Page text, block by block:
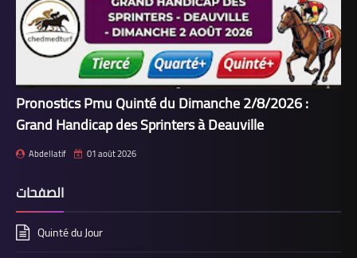
Pronostics Pmu Quinté du Dimanche 2/8/2026 :
Grand Handicap des Sprinters à Deauville
Abdellatif 01 août 2026
الصفحات
Quinté du Jour